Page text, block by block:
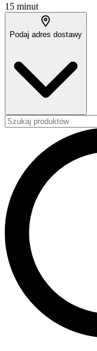
15 minut
Podaj adres dostawy